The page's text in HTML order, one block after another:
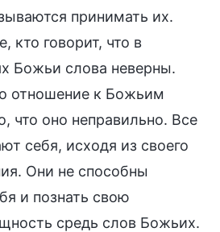
принимать их.
кто говорит, что в
Божьи слова неверны.
отношение к Божьим
что оно неправильно. Все
себя, исходя из своего
Они не способны
и познать свою
средь слов Божьих.